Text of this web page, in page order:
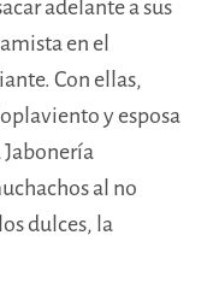
adelante a sus
en el
Con ellas,
y esposa
al no
dulces, la